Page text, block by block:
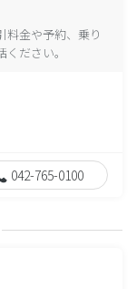
料金や予約、乗り
ださい。
042-765-0100